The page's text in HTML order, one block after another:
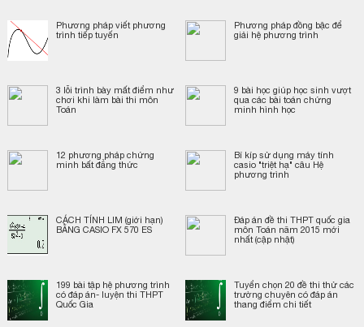
Phương pháp viết phương
trình tiếp tuyến
Phương pháp đồng bậc để
giải hệ phương trình
3 lỗi trình bày mất điểm như
chơi khi làm bài thi môn
Toán
9 bài học giúp học sinh vượt
qua các bài toán chứng
minh hình học
12 phương pháp chứng
minh bất đẳng thức
Bí kíp sử dụng máy tính
casio "triệt hạ" câu Hệ
phương trình
CÁCH TÍNH LIM (giới hạn)
BẰNG CASIO FX 570 ES
Đáp án đề thi THPT quốc gia
môn Toán năm 2015 mới
nhất (cập nhật)
199 bài tập hệ phương trình
có đáp án- luyện thi THPT
Quốc Gia
Tuyển chọn 20 đề thi thử các
trường chuyên có đáp án
thang điểm chi tiết